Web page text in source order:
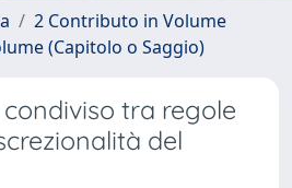
2 Contributo in Volume
(Capitolo o Saggio)
tra regole
del